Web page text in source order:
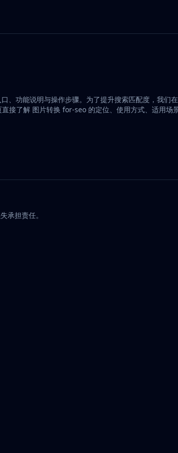
功能说明与操作步骤。为了提升搜索匹配度，我们
接了解 图片转换 for-seo 的定位、使用方式、适用场
承担责任。